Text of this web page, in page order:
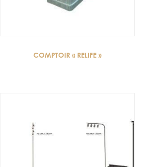
COMPTOIR « RELIFE »